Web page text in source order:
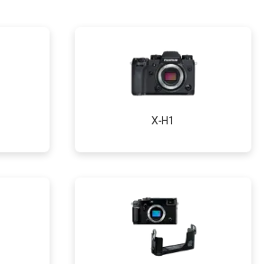
X-H1